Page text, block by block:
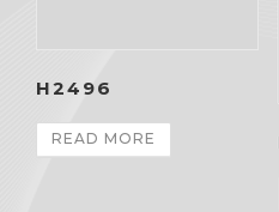
H2496
READ MORE